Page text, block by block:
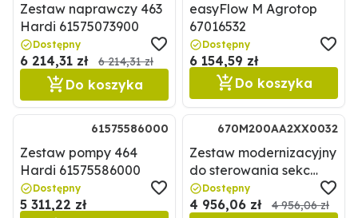
Zestaw naprawczy 463
Hardi 61575073900
Dostępny
6 214,31 zł 6 214,31 zł
Do koszyka
easyFlow M Agrotop
67016532
Dostępny
6 154,59 zł
Do koszyka
61575586000
Zestaw pompy 464
Hardi 61575586000
Dostępny
5 311,22 zł
670M200AA2XX0032
Zestaw modernizacyjny
do sterowania sekc
Braglia
670M200AA2XX0032
Dostępny
4 956,06 zł 4 956,06 zł